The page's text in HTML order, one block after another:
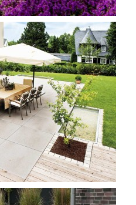
 